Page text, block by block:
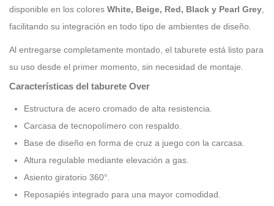
disponible en los colores White, Beige, Red, Black y Pearl Grey
facilitando su integración en todo tipo de ambientes de diseño.
Al entregarse completamente montado, el taburete está listo para
su uso desde el primer momento, sin necesidad de montaje.
Características del taburete Over
Estructura de acero cromado de alta resistencia.
Carcasa de tecnopolímero con respaldo.
Base de diseño en forma de cruz a juego con la carcasa.
Altura regulable mediante elevación a gas.
Asiento giratorio 360°.
Reposapiés integrado para una mayor comodidad.